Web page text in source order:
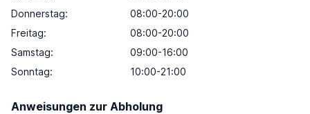
Donnerstag:
08:00-20:00
Freitag:
08:00-20:00
Samstag:
09:00-16:00
Sonntag: 10:00-21:00
Anweisungen zur Abholung